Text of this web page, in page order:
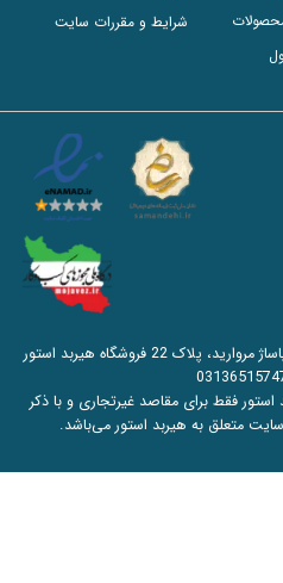
شرایط و مقررات سایت
آدرس: اصفهان، سپاهان شهر، بلوار غدیر، پاساژ مروارید، پلاک 22 فروشگاه هیربد استور
استور فقط برای مقاصد غیرتجاری و با ذکر
متعلق به هیربد استور می‌باشد.​​​​​​​